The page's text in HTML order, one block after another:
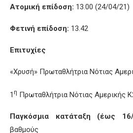
Ατομική επίδοση: 13.00 (24/04/21)
Φετινή επίδοση: 13.42
Επιτυχίες
«Χρυσή» Πρωταθλήτρια Νότιας
1 η Πρωταθλήτρια Νότιας Αμερικής
Παγκόσμια κατάταξη (έως
βαθμούς